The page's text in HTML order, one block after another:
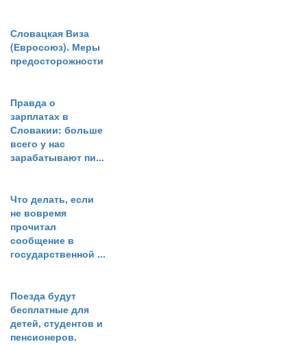
Словацкая Виза
(Евросоюз). Меры
предосторожности
Правда о
зарплатах в
Словакии: больше
всего у нас
зарабатывают пи...
Что делать, если
не вовремя
прочитал
сообщение в
государственной ...
Поезда будут
бесплатные для
детей, студентов и
пенсионеров.